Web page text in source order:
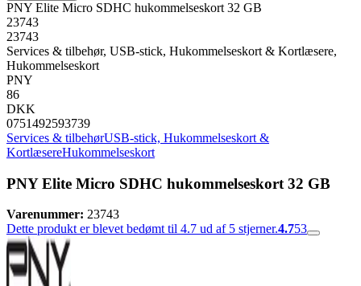
PNY Elite Micro SDHC hukommelseskort 32 GB
23743
23743
Services & tilbehør, USB-stick, Hukommelseskort & Kortlæsere,
Hukommelseskort
PNY
86
DKK
0751492593739
Services & tilbehørUSB-stick, Hukommelseskort &
KortlæsereHukommelseskort
PNY Elite Micro SDHC hukommelseskort 32 GB
Varenummer: 23743
Dette produkt er blevet bedømt til 4.7 ud af 5 stjerner.4.753